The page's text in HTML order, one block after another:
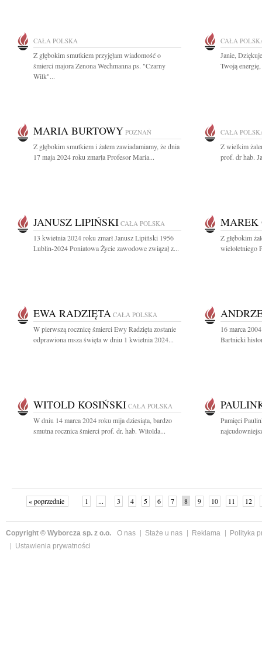
CAŁA POLSKA
Z głębokim smutkiem przyjęłam wiadomość o
śmierci majora Zenona Wechmanna ps. "Czarny
Wilk"...
CAŁA
Janie,
Twoją
MARIA BURTOWY POZNAŃ
Z głębokim smutkiem i żalem zawiadamiamy, że dnia
17 maja 2024 roku zmarła Profesor Maria...
CAŁA
Z wielkim
prof. dr hab.
JANUSZ LIPIŃSKI CAŁA POLSKA
13 kwietnia 2024 roku zmarł Janusz Lipiński 1956
Lublin-2024 Poniatowa Życie zawodowe związał z...
MAREK
Z głębokim
wieloletniego
EWA RADZIĘTA CAŁA POLSKA
W pierwszą rocznicę śmierci Ewy Radzięta zostanie
odprawiona msza święta w dniu 1 kwietnia 2024...
16 marca
Bartnicki
WITOLD KOSIŃSKI CAŁA POLSKA
W dniu 14 marca 2024 roku mija dziesiąta, bardzo
smutna rocznica śmierci prof. dr. hab. Witolda...
Pamięci
« poprzednie 1 ... 3 4 5 6 7 8 9 10 11 12
Copyright © Wyborcza sp. z o.o. O nas Staże u nas Reklama
Polityka
Ustawienia prywatności